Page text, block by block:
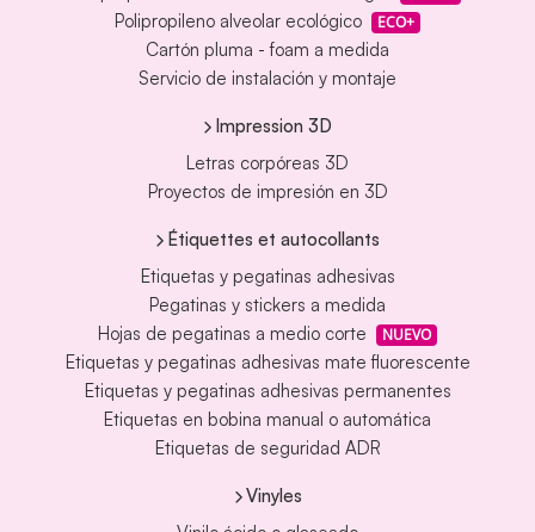
Polipropileno alveolar ecológico ECO+
Cartón pluma - foam a medida
Servicio de instalación y montaje
Impression 3D
Letras corpóreas 3D
Proyectos de impresión en 3D
Étiquettes et autocollants
Etiquetas y pegatinas adhesivas
Pegatinas y stickers a medida
Hojas de pegatinas a medio corte
NUEVO
Etiquetas y pegatinas adhesivas mate fluorescente
Etiquetas y pegatinas adhesivas permanentes
Etiquetas en bobina manual o automática
Etiquetas de seguridad ADR
Vinyles